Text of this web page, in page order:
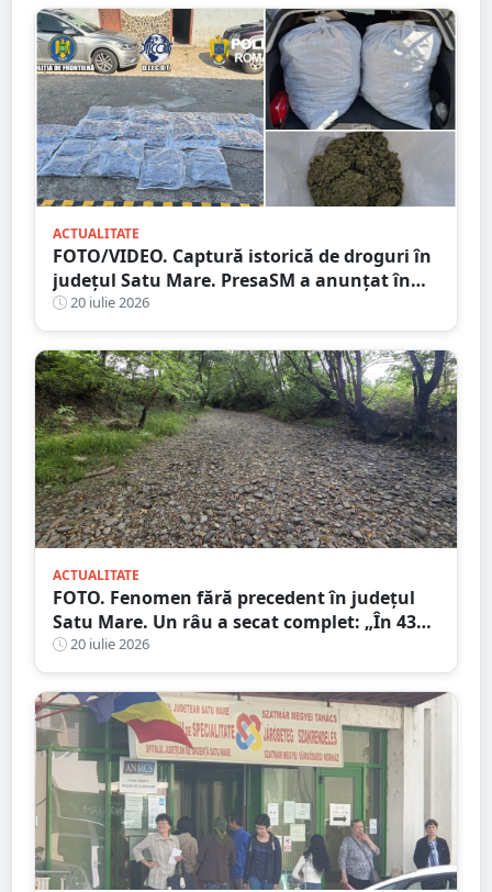
ACTUALITATE
FOTO/VIDEO. Captură istorică de droguri în
județul Satu Mare. PresaSM a anunțat în
premieră!
20 iulie 2026
ACTUALITATE
FOTO. Fenomen fără precedent în județul
Satu Mare. Un râu a secat complet: „În 43
de ani nu am văzut așa ceva”
20 iulie 2026